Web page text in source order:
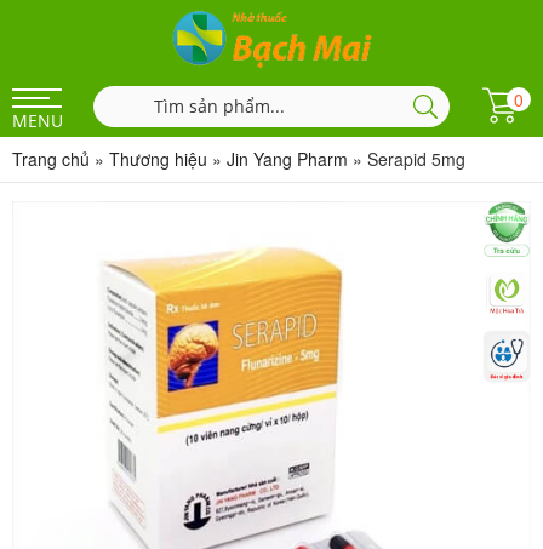
MENU
0
Trang chủ » Thương hiệu » Jin Yang Pharm » Serapid 5mg